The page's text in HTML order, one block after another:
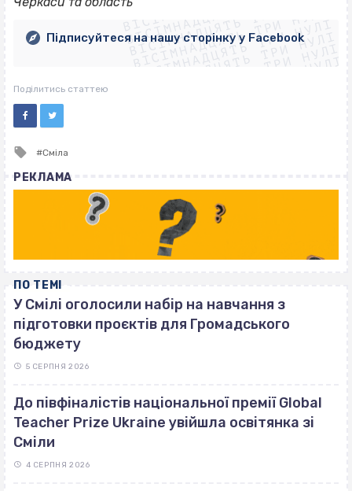
ВІСІМНАДЦЯТЬ ТРИ НУЛІ
ВІСІМНАДЦЯТЬ ТРИ НУЛІ
ВІСІМНАДЦЯТЬ ТРИ НУЛІ
ВІСІМНАДЦЯТЬ ТРИ НУЛІ
ВІСІМНАДЦЯТЬ ТРИ НУЛІ
ВІСІМНАДЦЯТЬ ТРИ НУЛІ
ВІСІМНАДЦЯТЬ ТРИ НУЛІ
Підписуйтеся на нашу сторінку у Facebook
Поділитись статтею
Tagged
Сміла
РЕКЛАМА
ПО ТЕМІ
У Смілі оголосили набір на навчання з
підготовки проєктів для Громадського
бюджету
5 СЕРПНЯ 2026
До півфіналістів національної премії Global
Teacher Prize Ukraine увійшла освітянка зі
Сміли
4 СЕРПНЯ 2026